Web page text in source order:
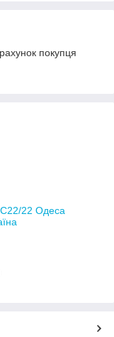
покупця
С22/22 Одеса